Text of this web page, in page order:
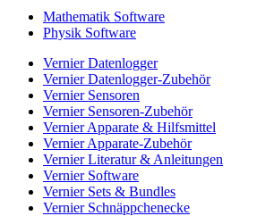
Mathematik Software
Physik Software
Vernier Datenlogger
Vernier Datenlogger-Zubehör
Vernier Sensoren
Vernier Sensoren-Zubehör
Vernier Apparate & Hilfsmittel
Vernier Apparate-Zubehör
Vernier Literatur & Anleitungen
Vernier Software
Vernier Sets & Bundles
Vernier Schnäppchenecke